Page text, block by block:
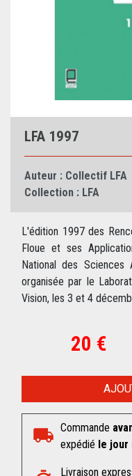
LFA 1997
Auteur : Collectif LFA
Collection : LFA
L'édition 1997 des
Floue et ses
National des
organisée par le
Vision, les 3 et 4
20 €
Commande
expédié le jour
Livraison